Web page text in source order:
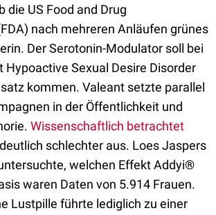
die US Food and Drug
nach mehreren Anläufen grünes
Der Serotonin-Modulator soll bei
Hypoactive Sexual Desire Disorder
kommen. Valeant setzte parallel
in der Öffentlichkeit und
Wissenschaftlich betrachtet
schlechter aus. Loes Jaspers
welchen Effekt Addyi®
waren Daten von 5.914 Frauen.
Lustpille führte lediglich zu einer